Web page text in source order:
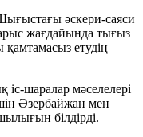
әскери-саяси
жағдайында тығыз
қамтамасыз етудің
шаралар мәселелері
Әзербайжан мен
білдірді.